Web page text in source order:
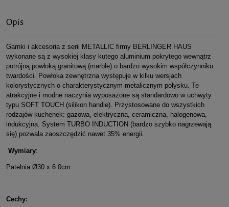
Opis
Garnki i akcesoria z serii METALLIC firmy BERLINGER HAUS
wykonane są z wysokiej klasy kutego aluminium pokrytego wewnątrz
potrójną powłoką granitową (marble) o bardzo wysokim współczynniku
twardości. Powłoka zewnętrzna występuje w kilku wersjach
kolorystycznych o charakterystycznym metalicznym połysku. Te
atrakcyjne i modne naczynia wyposażone są standardowo w uchwyty
typu SOFT TOUCH (silikon handle). Przystosowane do wszystkich
rodzajów kuchenek: gazowa, elektryczna, ceramiczna, halogenowa,
indukcyjna. System TURBO INDUCTION (bardzo szybko nagrzewają
się) pozwala zaoszczędzić nawet 35% energii.
Wymiary:
Patelnia Ø30 x 6.0cm
Cechy: